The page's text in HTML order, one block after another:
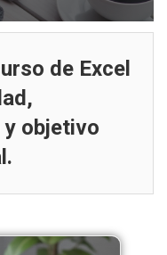
de Excel
objetivo